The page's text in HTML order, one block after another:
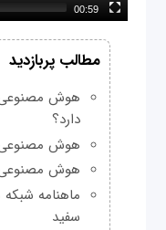
00:59
مطالب پربازدید
دارد؟
هوش مصنوعی
هوش مصنوعی
سفید